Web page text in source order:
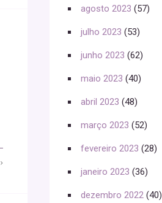
agosto 2023 (57)
julho 2023 (53)
junho 2023 (62)
maio 2023 (40)
abril 2023 (48)
março 2023 (52)
fevereiro 2023 (28)
janeiro 2023 (36)
dezembro 2022 (40)